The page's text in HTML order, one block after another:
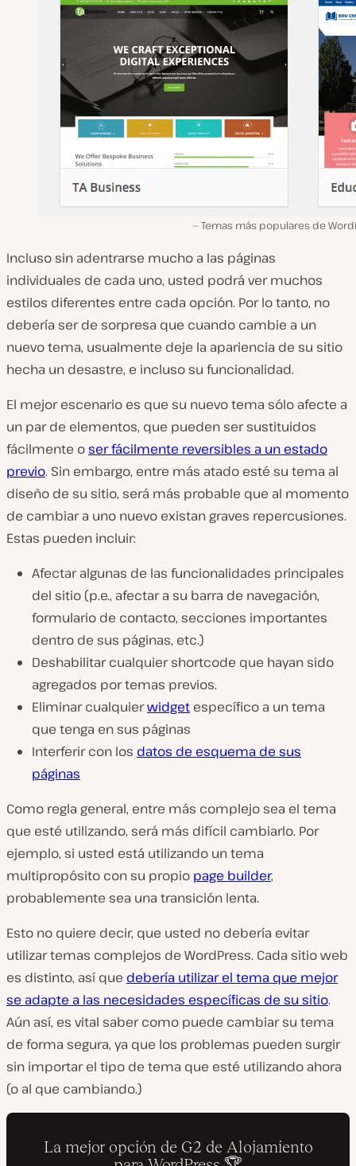
Temas más populares de
Incluso sin adentrarse mucho a las páginas
individuales de cada uno, usted podrá ver muchos
estilos diferentes entre cada opción. Por lo tanto, no
debería ser de sorpresa que cuando cambie a un
nuevo tema, usualmente deje la apariencia de su sitio
hecha un desastre, e incluso su funcionalidad.
El mejor escenario es que su nuevo tema sólo afecte a
un par de elementos, que pueden ser sustituidos
fácilmente oser fácilmente reversibles a un estado
previo. Sin embargo, entre más atado esté su tema al
diseño de su sitio, será más probable que al momento
de cambiar a uno nuevo existan graves repercusiones.
Estas pueden incluir:
Afectar algunas de las funcionalidades principales
del sitio (p.e., afectar a su barra de navegación,
formulario de contacto, secciones importantes
dentro de sus páginas, etc.)
Deshabilitar cualquier shortcode que hayan sido
agregados por temas previos.
Eliminar cualquierwidget específico a un tema
que tenga en sus páginas
Interferir con los datos de esquema de sus
páginas
Como regla general, entre más complejo sea el tema
que esté utilizando, será más difícil cambiarlo. Por
ejemplo, si usted está utilizando un tema
multipropósito con su propio page builder,
probablemente sea una transición lenta.
Esto no quiere decir, que usted no debería evitar
utilizar temas complejos de WordPress. Cada sitio web
es distinto, así que debería utilizar el tema que mejor
se adapte a las necesidades específicas de su sitio.
Aún así, es vital saber como puede cambiar su tema
de forma segura, ya que los problemas pueden surgir
sin importar el tipo de tema que esté utilizando ahora
(o al que cambiando.)